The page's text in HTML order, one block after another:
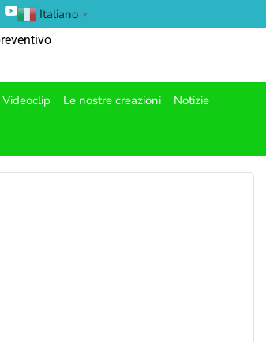
Italiano ▼
Videoclip Le nostre creazioni Notizie